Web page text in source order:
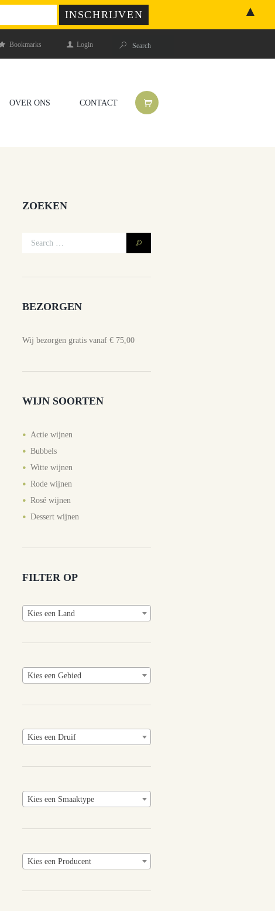
Bookmarks Login
OVER ONS CONTACT
ZOEKEN
BEZORGEN
Wij bezorgen gratis vanaf € 75,00
WIJN SOORTEN
Actie wijnen
Bubbels
Witte wijnen
Rode wijnen
Rosé wijnen
Dessert wijnen
FILTER OP
Kies een Land
Kies een Gebied
Kies een Druif
Kies een Smaaktype
Kies een Producent
▲